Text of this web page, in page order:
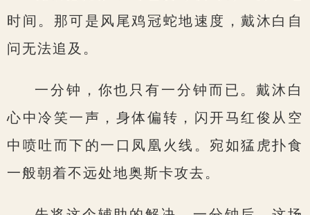
时间。那可是风尾鸡冠蛇地速度，戴沐白自
问无法追及。
一分钟，你也只有一分钟而已。戴沐白
心中冷笑一声，身体偏转，闪开马红俊从空
中喷吐而下的一口凤凰火线。宛如猛虎扑食
一般朝着不远处地奥斯卡攻去。